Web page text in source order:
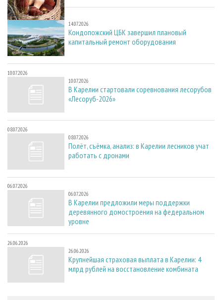
14.07.2026
14.07.2026
Кондопожский ЦБК завершил плановый
капитальный ремонт оборудования
10.07.2026
10.07.2026
В Карелии стартовали соревнования лесорубов
«Лесоруб-2026»
08.07.2026
08.07.2026
Полёт, съёмка, анализ: в Карелии лесников учат
работать с дронами
06.07.2026
06.07.2026
В Карелии предложили меры поддержки
деревянного домостроения на федеральном
уровне
26.06.2026
26.06.2026
Крупнейшая страховая выплата в Карелии: 4
млрд рублей на восстановление комбината